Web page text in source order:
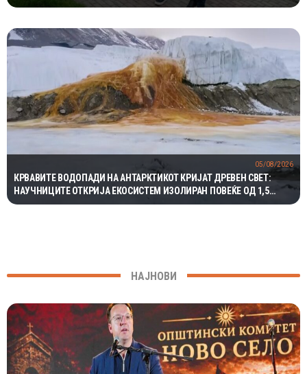
КРВАВИТЕ ВОДОПАДИ НА АНТАРКТИКОТ КРИЈАТ ДРЕВЕН СВЕТ:
НАУЧНИЦИТЕ ОТКРИЈА ЕКОСИСТЕМ ИЗОЛИРАН ПОВЕЌЕ ОД 1,5
МИЛИОНИ ГОДИНИ
05/08/2026
НАЈНОВИ